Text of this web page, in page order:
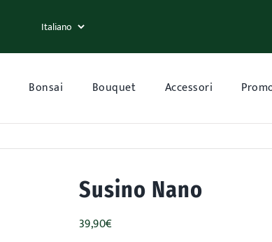
Bonsai Bouquet Accessori
Susino Nano
39,90€